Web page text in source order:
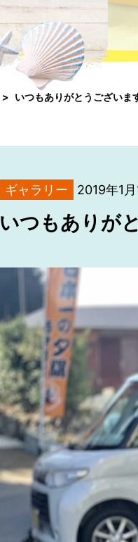
いつもありがとうございま
ギャラリー 2019年1月
いつもありが